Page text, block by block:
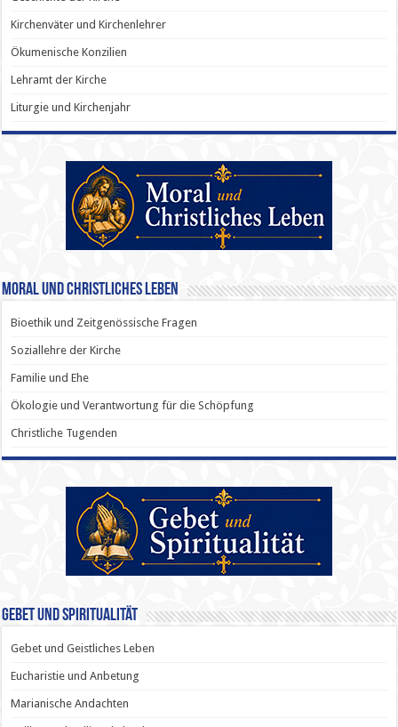
Kirchenväter und Kirchenlehrer
Ökumenische Konzilien
Lehramt der Kirche
Liturgie und Kirchenjahr
Moral und Christliches Leben
Bioethik und Zeitgenössische Fragen
Soziallehre der Kirche
Familie und Ehe
Ökologie und Verantwortung für die Schöpfung
Christliche Tugenden
Gebet und Spiritualität
Gebet und Geistliches Leben
Eucharistie und Anbetung
Marianische Andachten